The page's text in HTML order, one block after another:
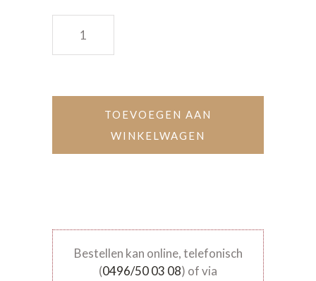
TOEVOEGEN AAN
WINKELWAGEN
Bestellen kan online, telefonisch
(0496/50 03 08) of via